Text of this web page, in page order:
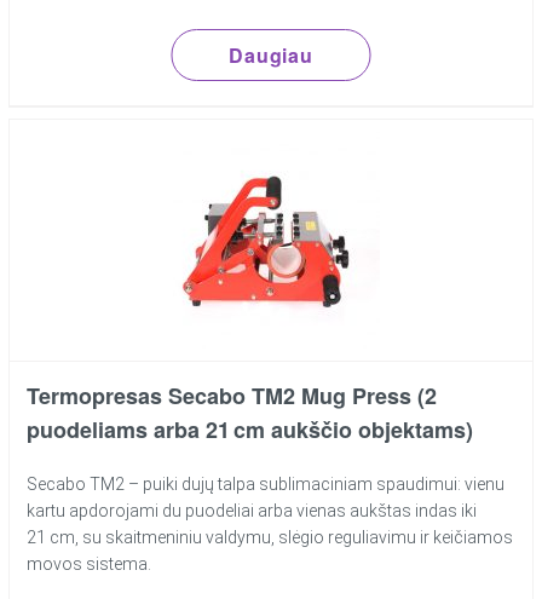
Daugiau
Termopresas Secabo TM2 Mug Press (2
puodeliams arba 21 cm aukščio objektams)
Secabo TM2 – puiki dujų talpa sublimaciniam spaudimui: vienu
kartu apdorojami du puodeliai arba vienas aukštas indas iki
21 cm, su skaitmeniniu valdymu, slėgio reguliavimu ir keičiamos
movos sistema.